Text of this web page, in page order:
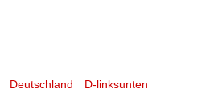
Deutschland
D-linksunten